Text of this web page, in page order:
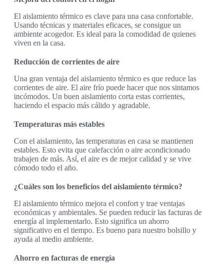
El aislamiento térmico es clave para una casa confortable.
Usando técnicas y materiales eficaces, se consigue un
ambiente acogedor. Es ideal para la comodidad de quienes
viven en la casa.
Reducción de corrientes de aire
Una gran ventaja del aislamiento térmico es que reduce las
corrientes de aire. El aire frío puede hacer que nos sintamos
incómodos. Un buen aislamiento corta estas corrientes,
haciendo el espacio más cálido y agradable.
Temperaturas más estables
Con el aislamiento, las temperaturas en casa se mantienen
estables. Esto evita que calefacción o aire acondicionado
trabajen de más. Así, el aire es de mejor calidad y se vive
cómodo todo el año.
¿Cuáles son los beneficios del aislamiento térmico?
El aislamiento térmico mejora el confort y trae ventajas
económicas y ambientales. Se pueden reducir las facturas de
energía al implementarlo. Esto significa un ahorro
significativo en el tiempo. Es bueno para nuestro bolsillo y
ayuda al medio ambiente.
Ahorro en facturas de energía